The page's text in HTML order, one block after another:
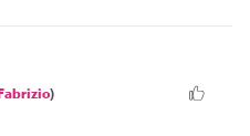
)